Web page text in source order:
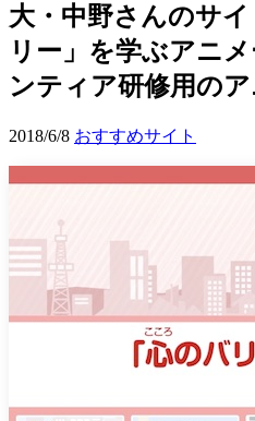
大・中野さんのサ
リー」を学ぶアニ
ンティア研修用の
2018/6/8 おすすめサイト